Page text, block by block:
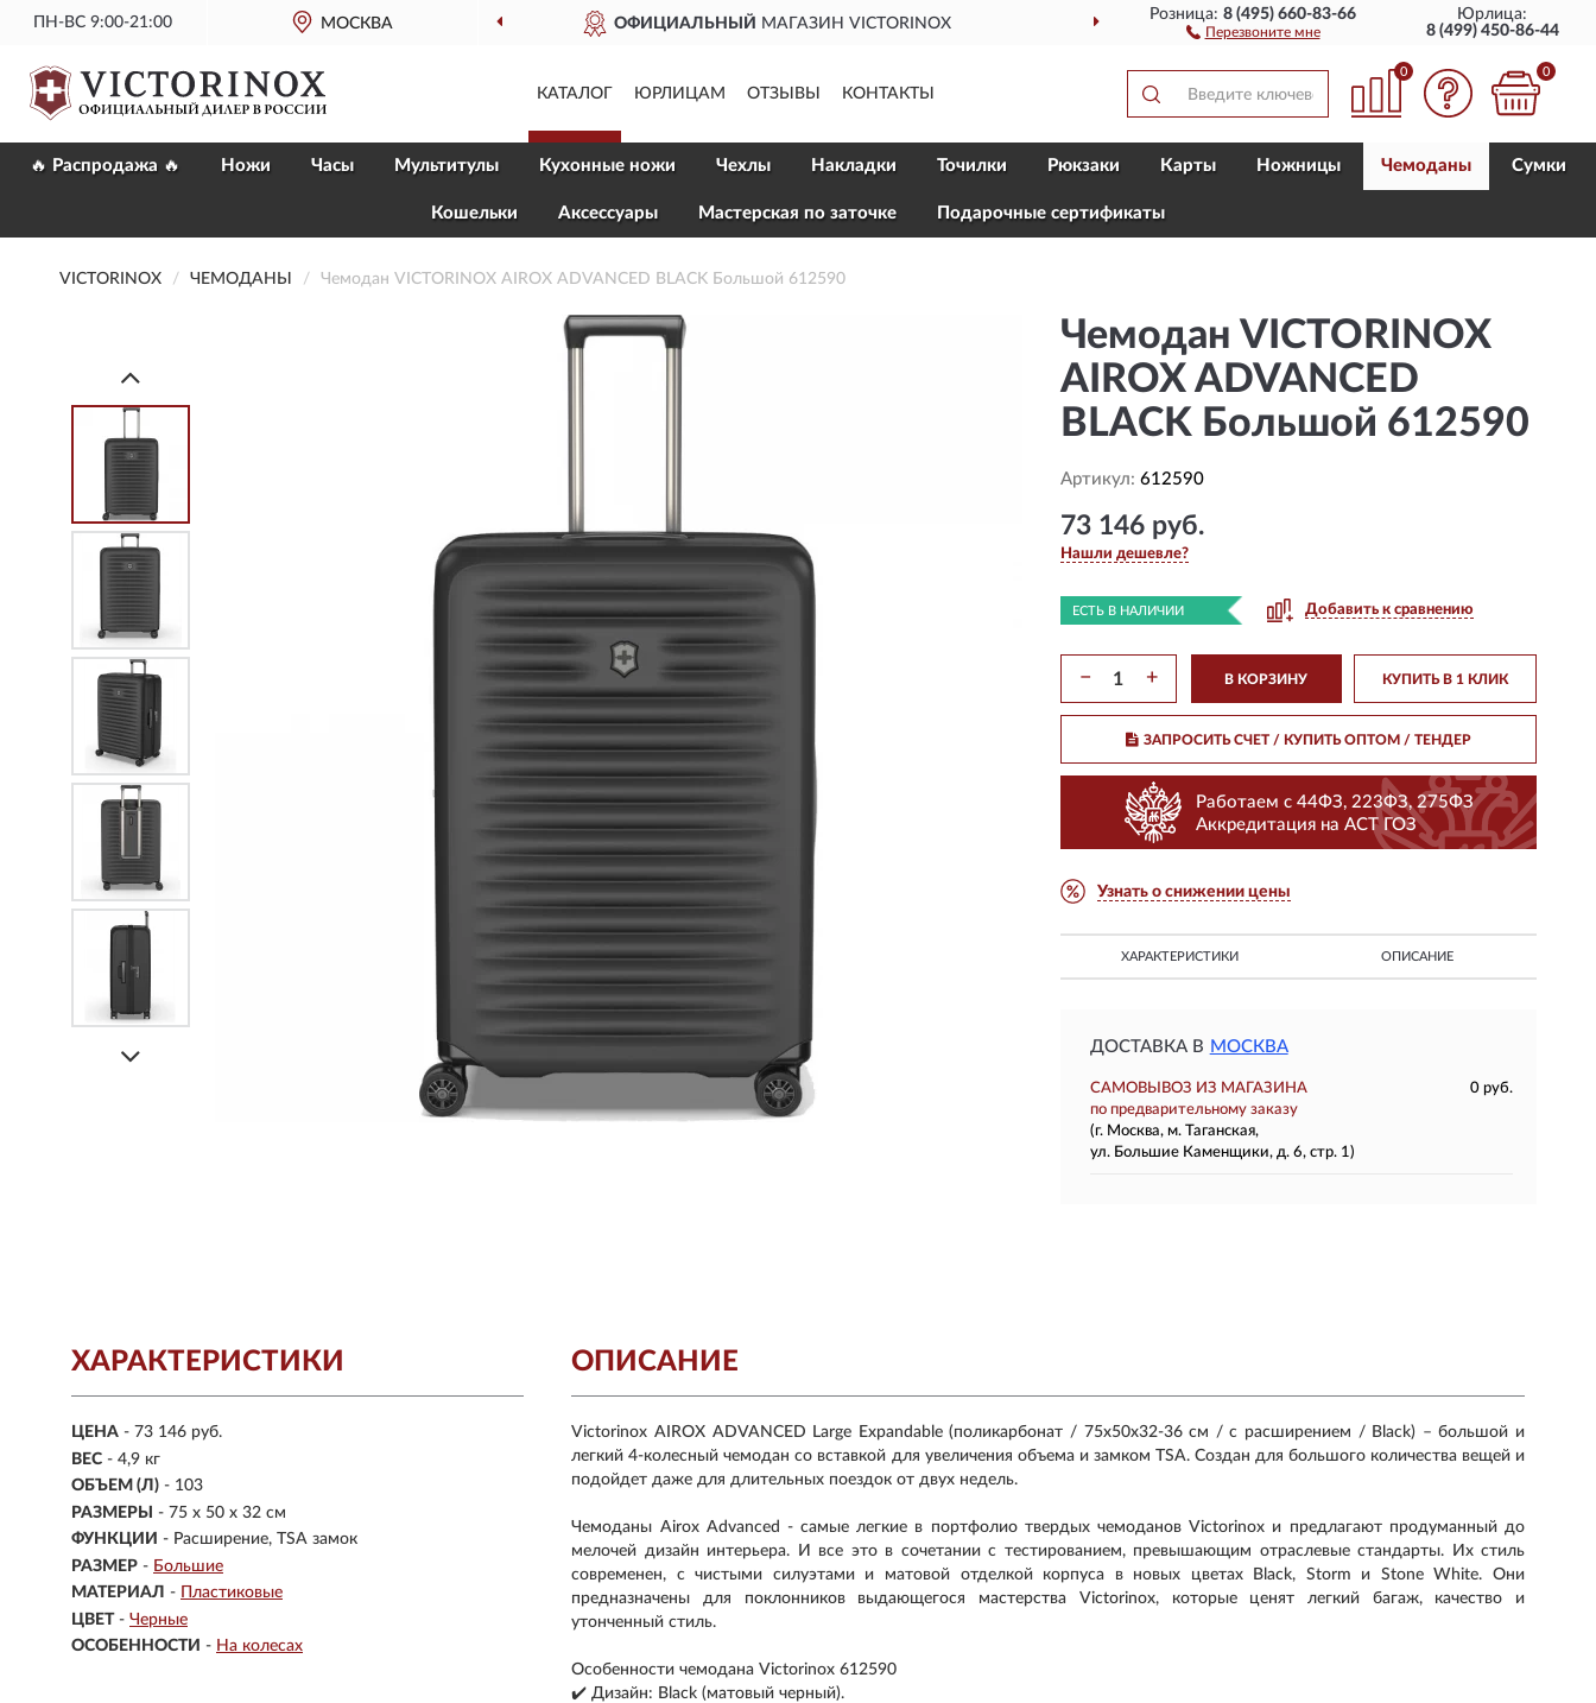
ПН-ВС 9:00-21:00 МОСКВА
ОФИЦИАЛЬНЫЙМАГАЗИН VICTORINOX ДОСТАВИМ ПО ВСЕЙ РОССИИ ПОЛНЫЙ
Розница:8 (495) 660-83-66
Перезвоните мне
Юрлица:
8 (499) 450-86-44
КАТАЛОГ ЮРЛИЦАМ ОТЗЫВЫ КОНТАКТЫ
0 0
🔥 Распродажа 🔥 Ножи Часы Мультитулы Кухонные ножи Чехлы Накладки Точилки Рюкзаки Карты Ножницы Чемоданы Сумки
Кошельки Aксессуары Мастерская по заточке Подарочные сертификаты
VICTORINOX ЧЕМОДАНЫ Чемодан VICTORINOX AIROX ADVANCED BLACK Большой 612590
Чемодан VICTORINOX
AIROX ADVANCED
BLACK Большой 612590
Артикул: 612590
73 146 руб.
Нашли дешевле?
ЕСТЬ В НАЛИЧИИ Добавить к сравнению
− + В КОРЗИНУ КУПИТЬ В 1 КЛИК
ЗАПРОСИТЬ СЧЕТ / КУПИТЬ ОПТОМ/ ТЕНДЕР
Работаем с 44ФЗ, 223ФЗ, 275ФЗ
Аккредитация на АСТ ГОЗ
Узнать о снижении цены
ХАРАКТЕРИСТИКИ ОПИСАНИЕ
ДОСТАВКА В МОСКВА
САМОВЫВОЗ ИЗ МАГАЗИНА
0 руб.
по предварительному заказу
(г. Москва, м. Таганская,
ул. Большие Каменщики, д. 6, стр. 1)
ХАРАКТЕРИСТИКИ
ЦЕНА - 73 146 руб.
ВЕС - 4,9 кг
ОБЪЕМ (Л) - 103
РАЗМЕРЫ
- 75 х 50 х 32 см
ФУНКЦИИ - Расширение, TSA замок
РАЗМЕР - Большие
МАТЕРИАЛ - Пластиковые
ЦВЕТ - Черные
ОСОБЕННОСТИ - На колесах
ОПИСАНИЕ
Victorinox AIROX ADVANCED Large Expandable (поликарбонат / 75х50х32-36 см / с расширением / Black) – большой и
легкий 4-колесный чемодан со вставкой для увеличения объема и замком TSA. Создан для большого количества вещей и
подойдет даже для длительных поездок от двух недель.
Чемоданы Airox Advanced - самые легкие в портфолио твердых чемоданов Victorinox и предлагают продуманный до
мелочей дизайн интерьера. И все это в сочетании с тестированием, превышающим отраслевые стандарты. Их стиль
современен, с чистыми силуэтами и матовой отделкой корпуса в новых цветах Black, Storm и Stone White. Они
предназначены для поклонников выдающегося мастерства Victorinox, которые ценят легкий багаж, качество и
утонченный стиль.
Особенности чемодана Victorinox 612590
✔️ Дизайн: Black (матовый черный).